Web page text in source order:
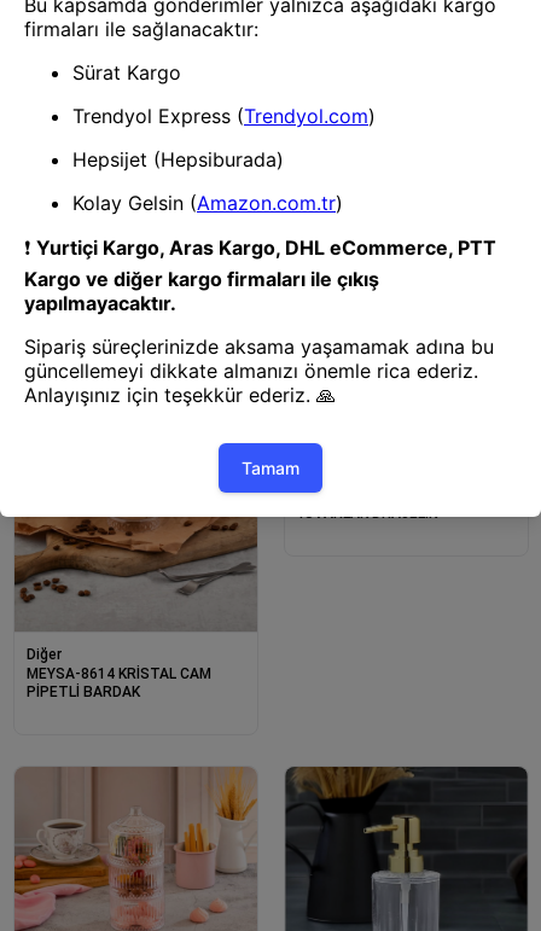
MEYSA-8409 6LI KRİSTAL
Diğer
MEYSA-8614 KRİSTAL CAM
PİPETLİ BARDAK
Diğer
MEYSA-8900 KRİSTAL 2 Lİ